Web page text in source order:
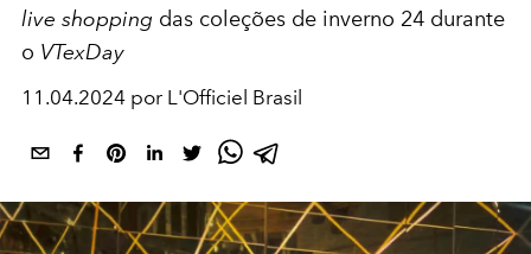
live shopping das coleções de inverno 24 durante
o VTexDay
11.04.2024 por L'Officiel Brasil